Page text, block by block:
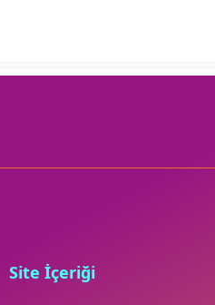
Site İçeriği